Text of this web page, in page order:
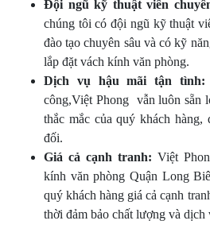
Đội ngũ kỹ thuật viên
chúng tôi có đội ngũ kỹ thuật
đào tạo chuyên sâu và có kỹ
lắp đặt vách kính văn phòng.
Dịch vụ hậu mãi tận tình:
công,Việt Phong vẫn luôn sẵn
thắc mắc của quý khách
đối.
Giá cả cạnh tranh: Việt
kính văn phòng Quận Long
quý khách hàng giá cả cạnh
thời đảm bảo chất lượng và dịch